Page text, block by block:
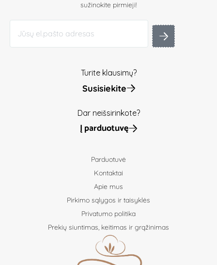
sužinokite pirmieji!
Turite klausimų?
Susisiekite
Dar neišsirinkote?
Į parduotuvę
Parduotuvė
Kontaktai
Apie mus
Pirkimo sąlygos ir taisyklės
Privatumo politika
Prekių siuntimas, keitimas ir grąžinimas